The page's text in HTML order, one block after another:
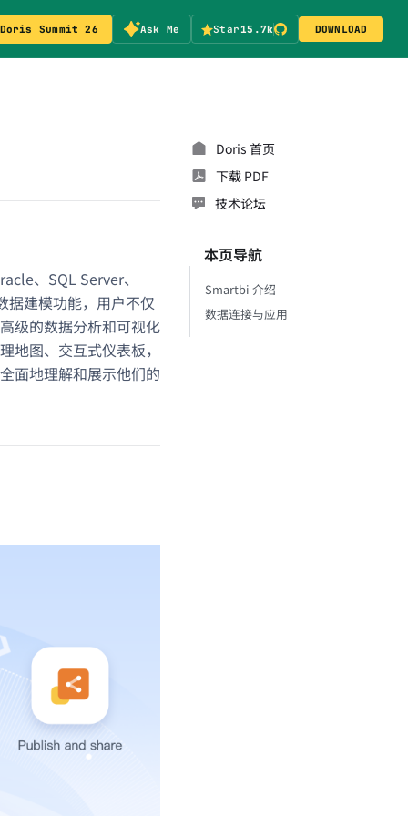
Doris Summit 26 Ask Me Star15.7k DOWNLOAD
、SQL Server、
据建模功能，用户不仅
级的数据分析和可视化
图、交互式仪表板，
面地理解和展示他们的
Doris 首页
下载 PDF
技术论坛
本页导航
Smartbi 介绍
数据连接与应用